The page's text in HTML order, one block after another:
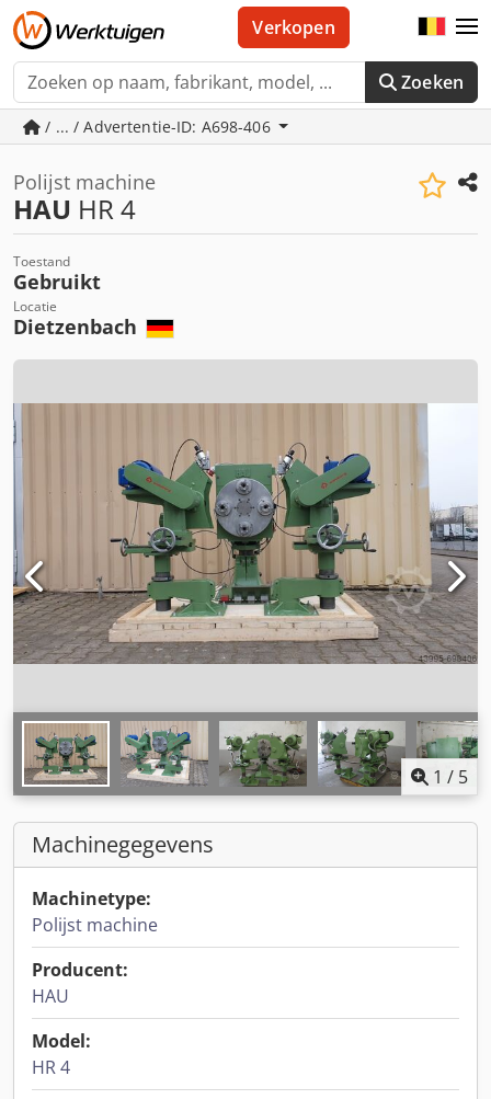
Zoeken
Verkopen
/ ... / Advertentie-ID: A698-406
Polijst machine
HAU HR 4
Toestand
Gebruikt
Locatie
Dietzenbach
1 / 5
Machinegegevens
Machinetype:
Polijst machine
Producent:
HAU
Model:
HR 4